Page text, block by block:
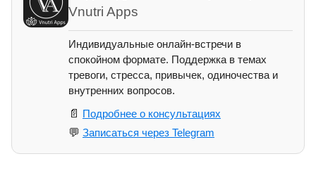
Vnutri Apps
Индивидуальные онлайн-встречи в
спокойном формате. Поддержка в темах
тревоги, стресса, привычек, одиночества и
внутренних вопросов.
📄 Подробнее о консультациях
💬 Записаться через Telegram